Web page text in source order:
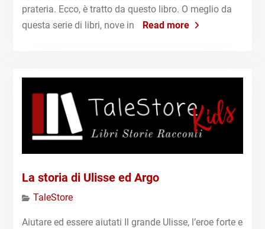
prateria. Ecco, è tratto da questo libro. O meglio da
questa serie di libri, nove in
Read more
La storia di Ulisse ed Argo
TaleStore
Aiutare ed essere aiutati Il grande Ulisse, l’eroe forte e